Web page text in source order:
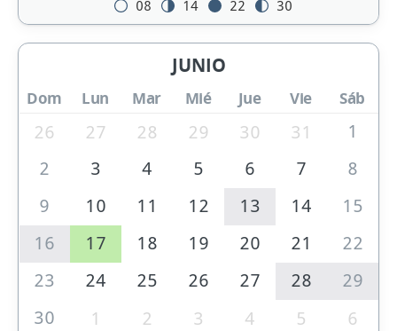
08 14 22 30
JUNIO
Dom Lun Mar Mié Jue Vie Sáb
26 27 28 29 30 31
1
2
3 4 5 6 7
8
9
10 11 12 13 14
15
16
17 18 19 20 21
22
23
24 25 26 27 28
29
30
1 2 3 4 5 6